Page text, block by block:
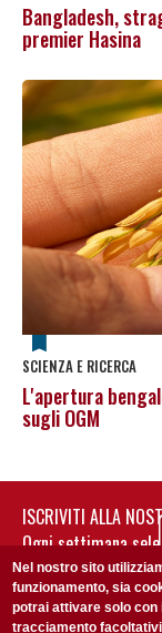
Bangladesh,
premier Hasina
SCIENZA E RICERCA
L'apertura
sugli OGM
ISCRIVITI ALLA
Ogni settimana
non perderti gli
Nel nostro sito
funzionamento, sia
potrai attivare solo con
tracciamento